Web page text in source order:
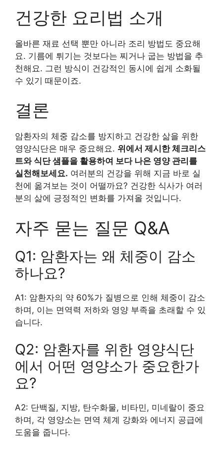
건강한 요리법 소개
올바른 재료 선택 뿐만 아니라 조리 방법도 중요해
요. 기름에 튀기는 것보다는 찌거나 굽는 방법을 추
천해요. 그런 방식이 건강적인 동시에 쉽게 소화될
수 있기 때문이죠.
결론
암환자의 체중 감소를 방지하고 건강한 삶을 위한
영양식단은 매우 중요해요. 위에서 제시한 체크리스
트와 식단 샘플을 활용하여 보다 나은 영양 관리를
실천해보세요. 여러분의 건강을 위해 지금 바로 실
천에 옮겨보는 것이 어떨까요? 건강한 식사가 여러
분의 삶에 긍정적인 변화를 가져올 것입니다.
자주 묻는 질문 Q&A
Q1: 암환자는 왜 체중이 감소
하나요?
A1: 암환자의 약 60%가 질병으로 인해 체중이 감소
하며, 이는 면역력 저하와 영양 부족을 초래할 수 있
습니다.
Q2: 암환자를 위한 영양식단
에서 어떤 영양소가 중요한가
요?
A2: 단백질, 지방, 탄수화물, 비타민, 미네랄이 중요
하며, 각 영양소는 면역 체계 강화와 에너지 공급에
도움을 줍니다.